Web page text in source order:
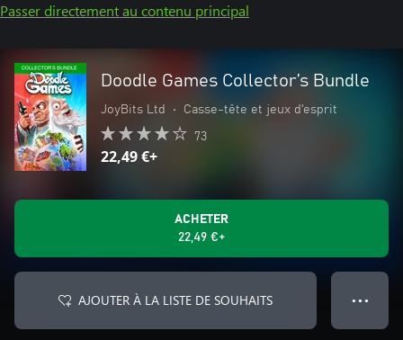
Passer directement au contenu principal
Doodle Games Collector’s Bundle
JoyBits Ltd • Casse-tête et jeux d'esprit
73
22,49 €+
ACHETER
22,49 €+
AJOUTER À LA LISTE DE SOUHAITS ● ● ●